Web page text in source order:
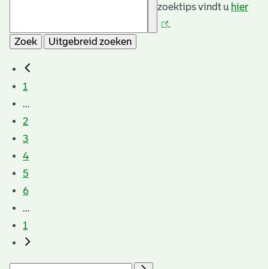
zoektips vindt u hier
.
Zoek
Uitgebreid zoeken
1
...
2
3
4
5
6
...
1